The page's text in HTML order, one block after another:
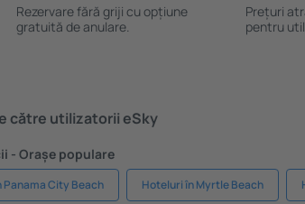
Rezervare fără griji cu opțiune
gratuită de anulare.
Prețuri
pentru
către utilizatorii eSky
- Orașe populare
Panama City Beach Hoteluri în Myrtle Beach